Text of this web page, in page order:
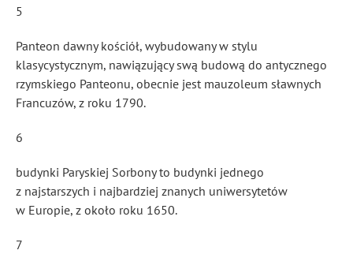
5
Panteon dawny kościół, wybudowany w stylu
klasycystycznym, nawiązujący swą budową do antycznego
rzymskiego Panteonu, obecnie jest mauzoleum sławnych
Francuzów, z roku 1790.
6
budynki Paryskiej Sorbony to budynki jednego
z najstarszych i najbardziej znanych uniwersytetów
w Europie, z około roku 1650.
7